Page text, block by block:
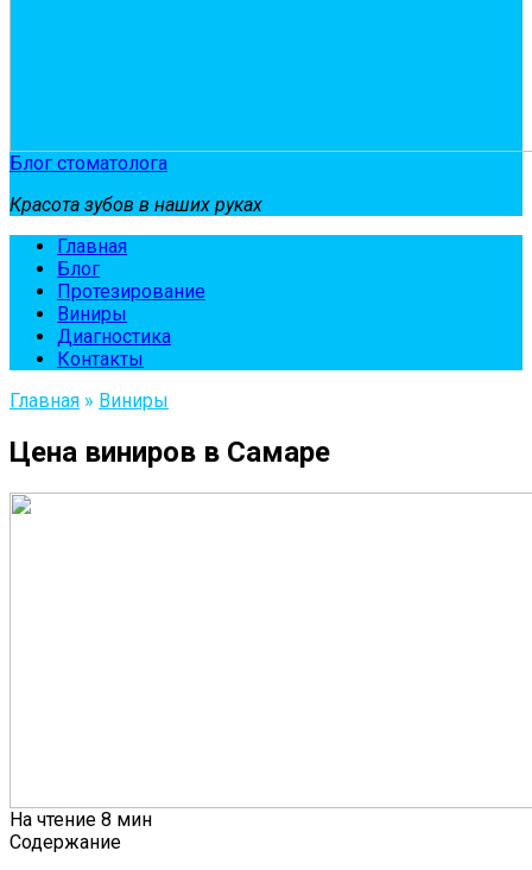
Блог стоматолога
Красота зубов в наших руках
Главная
Блог
Протезирование
Виниры
Диагностика
Контакты
Главная » Виниры
Цена виниров в Самаре
На чтение 8 мин
Содержание